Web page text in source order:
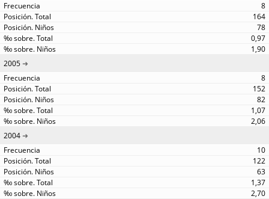
8
164
78
0,97
1,90
2005
8
152
82
1,07
2,06
2004
10
122
63
1,37
2,70